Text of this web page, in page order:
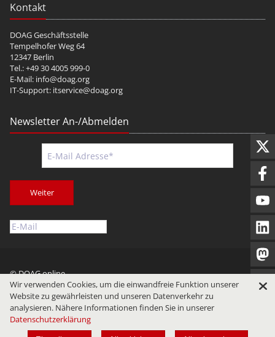
Kontakt
DOAG Geschäftsstelle
Tempelhofer Weg 64
12347 Berlin
Tel.: +49 30 4005 999-0
E-Mail: info@doag.org
IT-Support: itservice@doag.org
Newsletter An-/Abmelden
Weiter
© DOAG online
Impressum
Datenschutz Nutzungsbedingungen
Wir verwenden Cookies, um die einwandfreie Funktion unserer
Website zu gewährleisten und unseren Datenverkehr zu
analysieren. Nähere Informationen finden Sie in unserer
Datenschutzerklärung